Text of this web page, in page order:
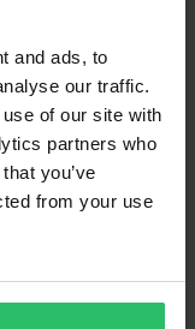
and ads, to
our traffic.
of our site with
partners who
you’ve
from your use